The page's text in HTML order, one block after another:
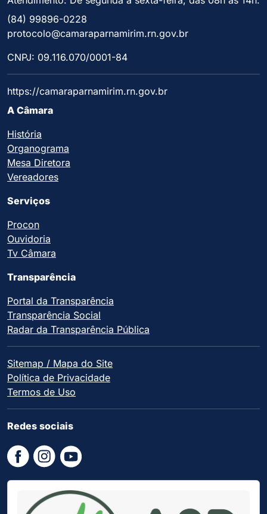
(84) 99896-0228
protocolo@camaraparnamirim.rn.gov.br
CNPJ: 09.116.070/0001-84
https://camaraparnamirim.rn.gov.br
A Câmara
História
Organograma
Mesa Diretora
Vereadores
Serviços
Procon
Ouvidoria
Tv Câmara
Transparência
Portal da Transparência
Transparência Social
Radar da Transparência Pública
Sitemap / Mapa do Site
Política de Privacidade
Termos de Uso
Redes sociais